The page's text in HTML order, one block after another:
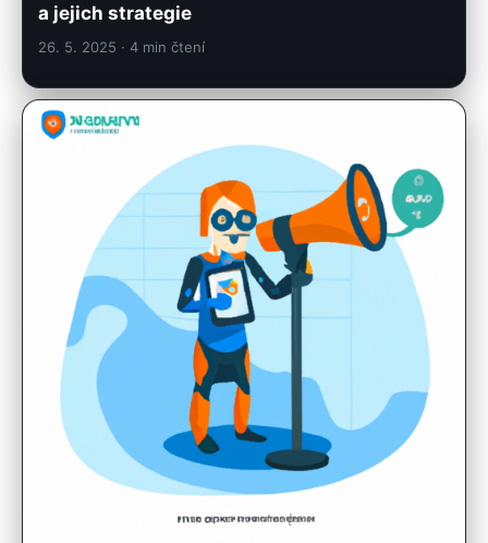
a jejich strategie
26. 5. 2025 · 4 min čtení